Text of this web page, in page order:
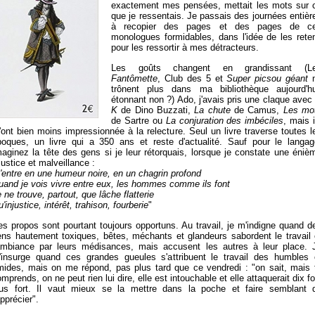
exactement mes pensées, mettait les mots sur
que je ressentais. Je passais des journées
à recopier des pages et des pages de
monologues formidables, dans l'idée de les
pour les ressortir à mes détracteurs.
Les goûts changent en grandissant
Fantômette, Club des 5 etSuper picsou géant
trônent plus dans ma bibliothèque
étonnant non ?) Ado, j'avais pris une claque avec
K de Dino Buzzati,La chutede Camus, Les
de Sartre ou La conjuration des imbéciles, mais
bien moins impressionnée à la relecture. Seul un livre traverse toutes
un livre qui a 350 ans et reste d'actualité. Sauf pour le
la tête des gens si je leur rétorquais, lorsque je constate une
et malveillance :
en une humeur noire, en un chagrin profond
je vois vivre entre eux, les hommes comme ils font
ne trouve, partout, que lâche flatterie
intérêt, trahison, fourberie"
propos sont pourtant toujours opportuns. Au travail, je m'indigne quand
hautement toxiques, bêtes, méchants et glandeurs sabordent le travail
par leurs médisances, mais accusent les autres à leur place.
quand ces grandes gueules s'attribuent le travail des humbles
mais on me répond, pas plus tard que ce vendredi : "on sait, mais
on ne peut rien lui dire, elle est intouchable et elle attaquerait dix
fort. Il vaut mieux se la mettre dans la poche et faire semblant